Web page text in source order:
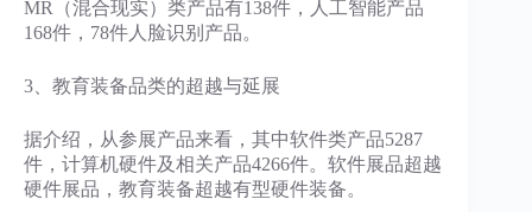
MR（混合现实）类产品有138件，人工智能产品
168件，78件人脸识别产品。
3、教育装备品类的超越与延展
据介绍，从参展产品来看，其中软件类产品5287
件，计算机硬件及相关产品4266件。软件展品超越
硬件展品，教育装备超越有型硬件装备。